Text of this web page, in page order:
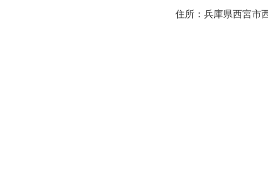
住所：兵庫県西宮市